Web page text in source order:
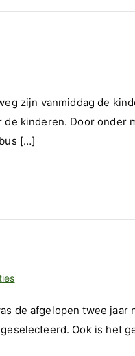
zijn vanmiddag de
de kinderen. Door onder
[…]
op
weer
op
de afgelopen twee jaar
Ook is het